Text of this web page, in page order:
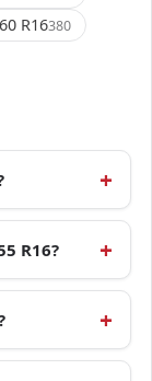
R16380
R16?